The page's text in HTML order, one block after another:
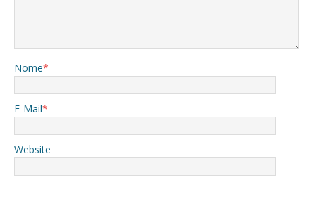
Nome*
E-Mail*
Website